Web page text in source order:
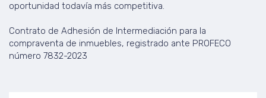
oportunidad todavía más competitiva.
Contrato de Adhesión de Intermediación para la
compraventa de inmuebles, registrado ante PROFECO
número 7832-2023